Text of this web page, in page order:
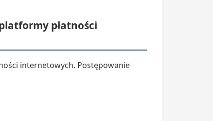
płatności
internetowych. Postępowanie